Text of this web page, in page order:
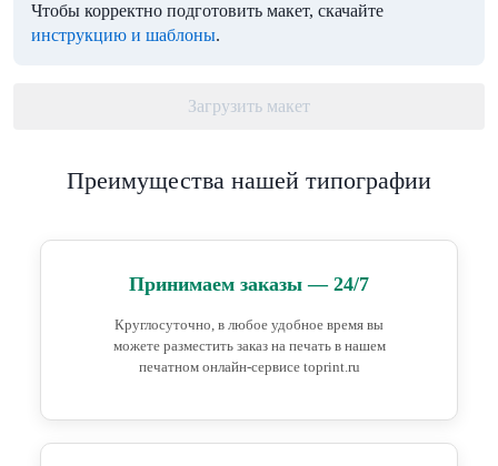
Чтобы корректно подготовить макет, скачайте
инструкцию и шаблоны.
Загрузить макет
Преимущества нашей типографии
Принимаем заказы — 24/7
Круглосуточно, в любое удобное время вы
можете разместить заказ на печать в нашем
печатном онлайн-сервисе toprint.ru